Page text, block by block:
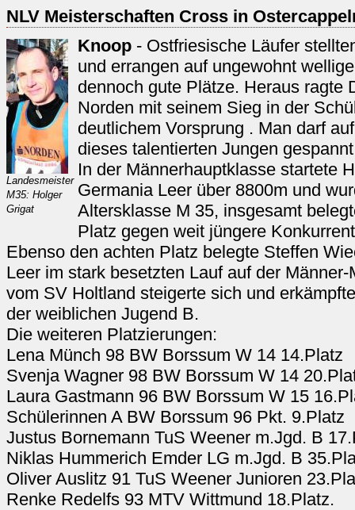
NLV Meisterschaften Cross in
Landesmeister
M35: Holger
Grigat
Knoop - Ostfriesische Läufer
und errangen auf ungewohnt
dennoch gute Plätze. Heraus ragte
Norden mit seinem Sieg in der
deutlichem Vorsprung . Man darf
dieses talentierten Jungen
In der Männerhauptklasse startete
Germania Leer über 8800m und
Altersklasse M 35, insgesamt
Platz gegen weit jüngere
Ebenso den achten Platz belegte Steffen
Leer im stark besetzten Lauf auf der
vom SV Holtland steigerte sich und
der weiblichen Jugend B.
Die weiteren Platzierungen:
Lena Münch 98 BW Borssum W 14 14.Platz
Svenja Wagner 98 BW Borssum W 14
Laura Gastmann 96 BW Borssum W 15
Schülerinnen A BW Borssum 96 Pkt. 9.Platz
Justus Bornemann TuS Weener m.Jgd. B
Niklas Hummerich Emder LG m.Jgd. B
Oliver Auslitz 91 TuS Weener Junioren
Renke Redelfs 93 MTV Wittmund 18.Platz.